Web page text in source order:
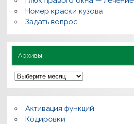
о
л
з
н
Номер краски кузова
Задать вопрос
Архивы
А
р
х
и
ы
Активация функций
Кодировки